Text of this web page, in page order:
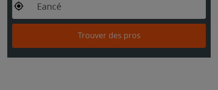
Eancé
Trouver des pros